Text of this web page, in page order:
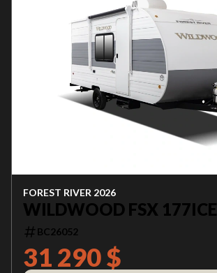
FOREST RIVER 2026
WILDWOOD FSX 177ICE
BC26052
31 290 $